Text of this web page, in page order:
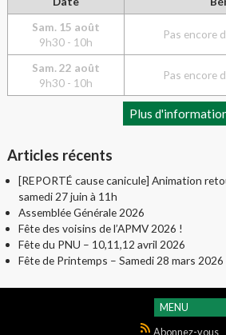
Sam. 15 août
9h30 - 10h
Pas encore
Sam. 22 août
9h30 - 10h
Pas encore
Plus
Articles récents
[REPORTÉ cause canicule] Animation
samedi 27 juin à 11h
Assemblée Générale 2026
Fête des voisins de l’APMV 2026 !
Fête du PNU – 10,11,12 avril 2026
Fête de Printemps – Samedi 28 mars 2026
Abonnez-vous